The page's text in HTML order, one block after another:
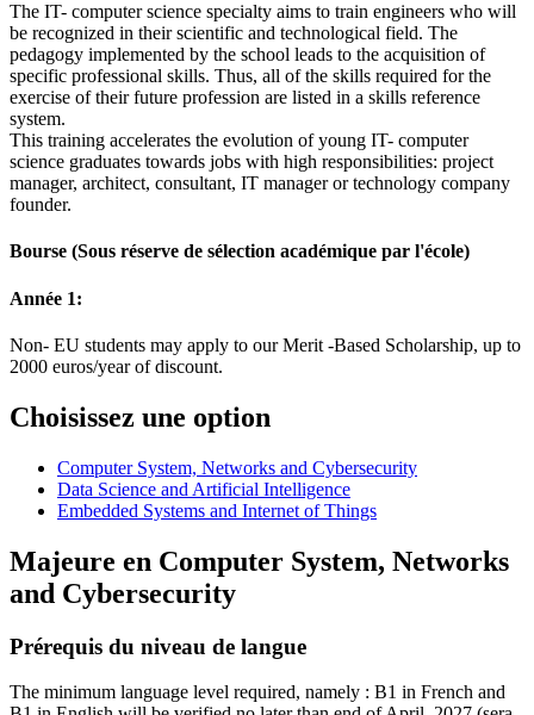
The IT- computer science specialty aims to train engineers who will
be recognized in their scientific and technological field. The
pedagogy implemented by the school leads to the acquisition of
specific professional skills. Thus, all of the skills required for the
exercise of their future profession are listed in a skills reference
system.
This training accelerates the evolution of young IT- computer
science graduates towards jobs with high responsibilities: project
manager, architect, consultant, IT manager or technology company
founder.
Bourse (Sous réserve de sélection académique par l'école)
Année 1:
Non- EU students may apply to our Merit -Based Scholarship, up to
2000 euros/year of discount.
Choisissez une option
Computer System, Networks and Cybersecurity
Data Science and Artificial Intelligence
Embedded Systems and Internet of Things
Majeure en Computer System, Networks
and Cybersecurity
Prérequis du niveau de langue
The minimum language level required, namely : B1 in French and